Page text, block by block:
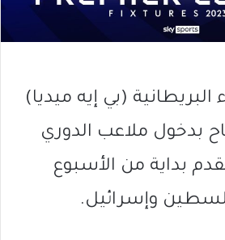
البريطانية (بي إيه ميديا)
بدخول ملاعب الدوري
بداية من الأسبوع
وإسرائيل.